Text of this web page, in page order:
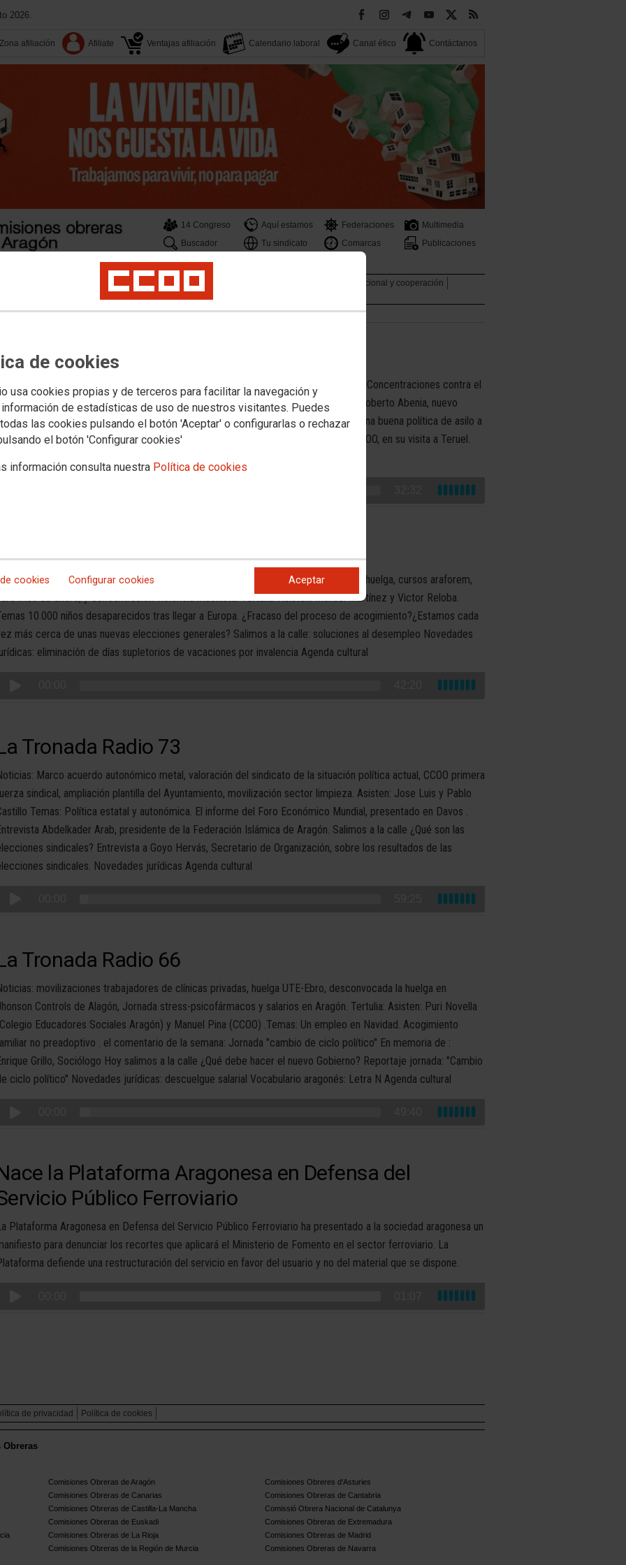
de cookies
usa cookies propias y de terceros para facilitar la navegación y
de estadísticas de uso de nuestros visitantes. Puedes
las cookies pulsando el botón 'Aceptar' o configurarlas o rechazar
el botón 'Configurar cookies'
información consulta nuestra Política de cookies
cookies Configurar cookies Aceptar
2026.
Zona afiliación Afiliate Ventajas afiliación Calendario laboral Canal ético Contáctanos
14 Congreso Aquí estamos Federaciones
Multimedia
Buscador
Tu sindicato Comarcas
Publicaciones
Agenda
Internacional y cooperación
a las personas afiliadas
Tronada Radio 80
Noticias: Día Internacional del Racismo, Paga extra 2012, sección sindical de Pikolín, Concentraciones contra el
UE-Turquía, concentración RAPA y personal Ayto de Zaragoza. Entrevista a Roberto Abenia, nuevo
general de la FSC en Aragón. Salimos a la calle: ¿Está ejerciendo Europa una buena política de asilo a
refugiados sirios? Entrevista a Ignacio Fernández Toxo, Secretario General de CCOO, en su visita a Teruel.
"Contratación laboral en Aragón 2015", campaña en defensa del derecho de huelga, cursos araforem,
mes de enero, y concentración violencia machista. Tertulia. Asisten: Manuel Martínez y Victor Reloba.
10.000 niños desaparecidos tras llegar a Europa. ¿Fracaso del proceso de acogimiento?¿Estamos cada
más cerca de unas nuevas elecciones generales? Salimos a la calle: soluciones al desempleo Novedades
eliminación de días supletorios de vacaciones por invalencia Agenda cultural
Tronada Radio 73
Marco acuerdo autonómico metal, valoración del sindicato de la situación política actual, CCOO primera
sindical, ampliación plantilla del Ayuntamiento, movilización sector limpieza. Asisten: Jose Luis y Pablo
Temas: Política estatal y autonómica. El informe del Foro Económico Mundial, presentado en Davos .
Abdelkader Arab, presidente de la Federación Islámica de Aragón. Salimos a la calle ¿Qué son las
sindicales? Entrevista a Goyo Hervás, Secretario de Organización, sobre los resultados de las
sindicales. Novedades jurídicas Agenda cultural
Tronada Radio 66
movilizaciones trabajadores de clínicas privadas, huelga UTE-Ebro, desconvocada la huelga en
Controls de Alagón, Jornada stress-psicofármacos y salarios en Aragón. Tertulia: Asisten: Puri Novella
Educadores Sociales Aragón) y Manuel Pina (CCOO) .Temas: Un empleo en Navidad. Acogimiento
no preadoptivo . el comentario de la semana: Jornada "cambio de ciclo político" En memoria de :
Grillo, Sociólogo Hoy salimos a la calle ¿Qué debe hacer el nuevo Gobierno? Reportaje jornada: "Cambio
ciclo político" Novedades jurídicas: descuelgue salarial Vocabulario aragonés: Letra N Agenda cultural
la Plataforma Aragonesa en Defensa del
Público Ferroviario
Plataforma Aragonesa en Defensa del Servicio Público Ferroviario ha presentado a la sociedad aragonesa un
para denunciar los recortes que aplicará el Ministerio de Fomento en el sector ferroviario. La
defiende una restructuración del servicio en favor del usuario y no del material que se dispone.
de privacidad Política de cookies
Obreras
Comisiones Obreras de Aragón
Comisiones Obreres d'Asturies
Comisiones Obreras de Canarias
Comisiones Obreras de Cantabria
Comisiones Obreras de Castilla-La Mancha
Comissió Obrera Nacional de Catalunya
Comisiones Obreras de Euskadi
Comisiones Obreras de Extremadura
Comisiones Obreras de La Rioja
Comisiones Obreras de Madrid
Comisiones Obreras de la Región de Murcia
Comisiones Obreras de Navarra